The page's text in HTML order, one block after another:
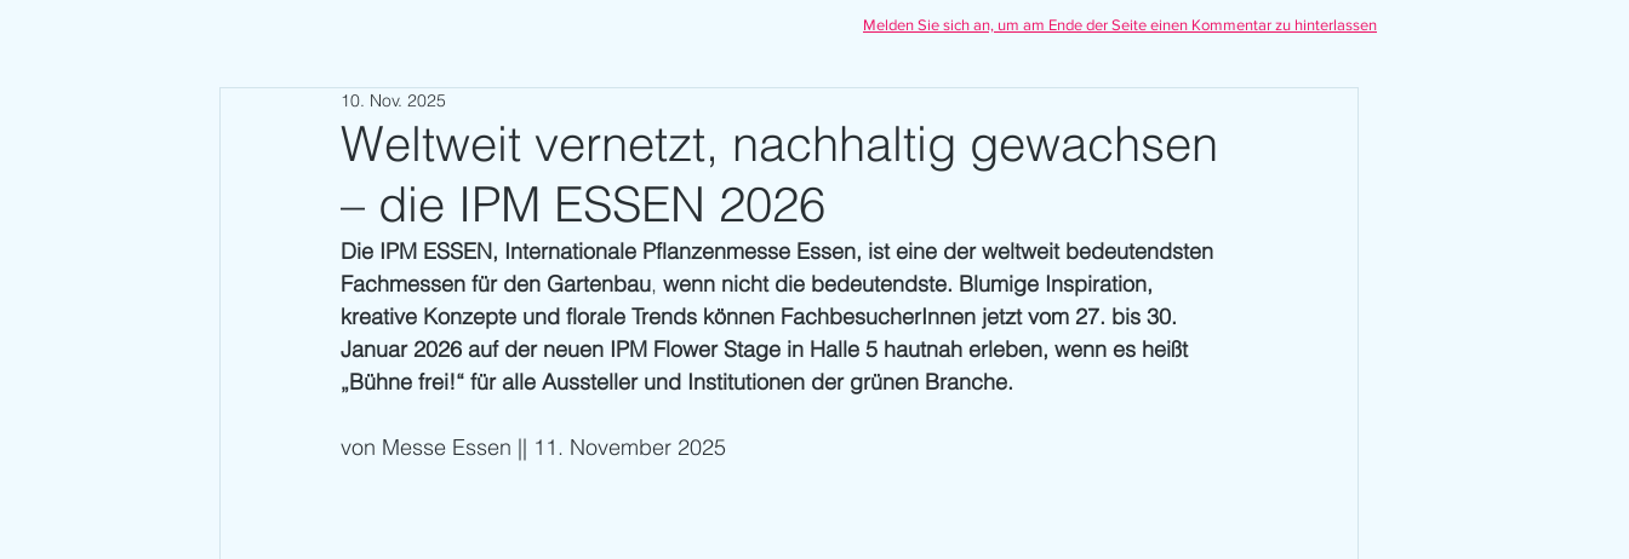
Melden Sie sich an, um am Ende der Seite einen Kommentar zu hinterlassen
Weltweit vernetzt, nachhaltig gewachsen
– die IPM ESSEN 2026
10. Nov. 2025
Die IPM ESSEN, Internationale Pflanzenmesse Essen, ist eine der weltweit bedeutendsten
Fachmessen für den Gartenbau, wenn nicht die bedeutendste. Blumige Inspiration,
kreative Konzepte und florale Trends können FachbesucherInnen jetzt vom 27. bis 30.
Januar 2026 auf der neuen IPM Flower Stage in Halle 5 hautnah erleben, wenn es heißt
„Bühne frei!“ für alle Aussteller und Institutionen der grünen Branche.
von Messe Essen || 11. November 2025